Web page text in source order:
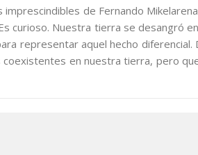
imprescindibles de Fernando
curioso. Nuestra tierra se desangró
representar aquel hecho
coexistentes en nuestra tierra, pero